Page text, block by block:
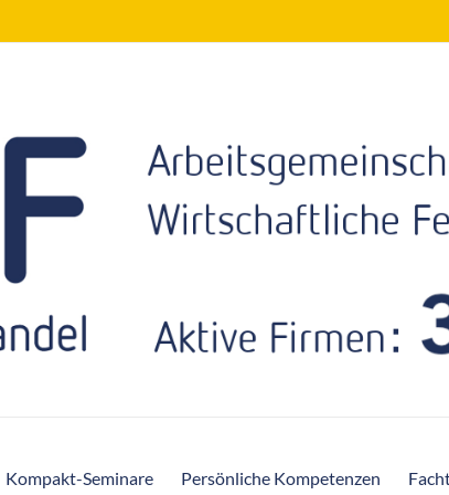
Kompakt-Seminare Persönliche Kompetenzen